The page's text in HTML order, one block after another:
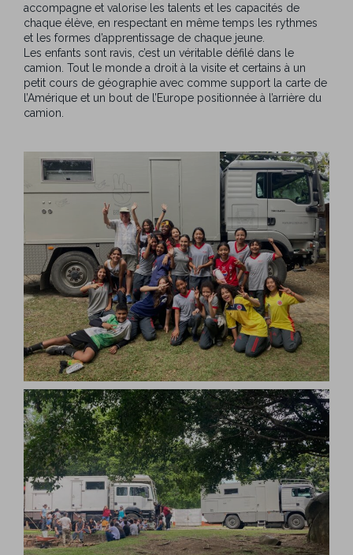
accompagne et valorise les talents et les capacités de
chaque élève, en respectant en même temps les rythmes
et les formes d’apprentissage de chaque jeune.
Les enfants sont ravis, c’est un véritable défilé dans le
camion. Tout le monde a droit à la visite et certains à un
petit cours de géographie avec comme support la carte de
l’Amérique et un bout de l’Europe positionnée à l’arrière du
camion.